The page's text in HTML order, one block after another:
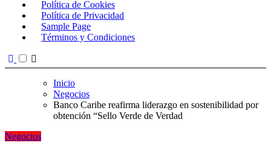
Política de Cookies
Política de Privacidad
Sample Page
Términos y Condiciones
Inicio
Negocios
Banco Caribe reafirma liderazgo en sostenibilidad por
obtención “Sello Verde de Verdad
Negocios